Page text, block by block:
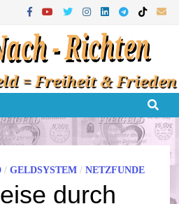
/GELDSYSTEM /NETZFUNDE
durch